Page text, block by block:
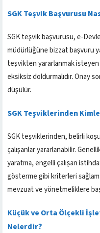
SGK Teşvik Başvurusu
SGK teşvik başvurusu, e-
müdürlüğüne bizzat başvuru
teşvikten yararlanmak
eksiksiz doldurmalıdır. Onay
düşülür.
SGK Teşviklerinden
SGK teşviklerinden, belirli
çalışanlar yararlanabilir.
yaratma, engelli çalışan
gösterme gibi kriterleri
mevzuat ve yönetmeliklere
Küçük ve Orta Ölçekli
Nelerdir?